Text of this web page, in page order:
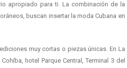
apropiado para ti. La combinación de la
buscan insertar la moda Cubana en
muy cortas o piezas únicas. En La
hotel Parque Central, Terminal 3 del